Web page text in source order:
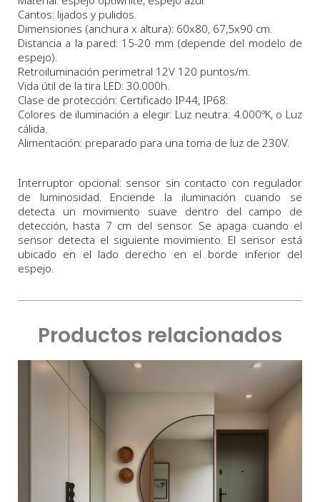
Cantos: lijados y pulidos.
Dimensiones (anchura x altura): 60x80, 67,5x90 cm.
Distancia a la pared: 15-20 mm (depende del modelo de
espejo).
Retroiluminación perimetral 12V 120 puntos/m.
Vida útil de la tira LED: 30.000h.
Clase de protección: Certificado IP44, IP68.
Colores de iluminación a elegir: Luz neutra: 4.000ºK, o Luz
cálida.
Alimentación: preparado para una toma de luz de 230V.
Interruptor opcional: sensor sin contacto con regulador
de luminosidad. Enciende la iluminación cuando se
detecta un movimiento suave dentro del campo de
detección, hasta 7 cm del sensor. Se apaga cuando el
sensor detecta el siguiente movimiento. El sensor está
ubicado en el lado derecho en el borde inferior del
espejo.
Productos relacionados